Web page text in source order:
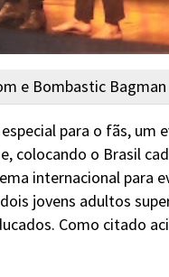
e Bombastic Bagman
para o fãs, um
colocando o Brasil
internacional para
jovens adultos
Como citado